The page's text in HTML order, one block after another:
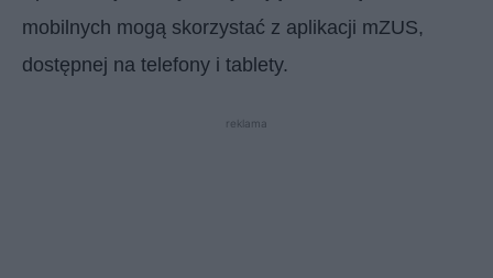
mobilnych mogą skorzystać z aplikacji mZUS,
dostępnej na telefony i tablety.
reklama